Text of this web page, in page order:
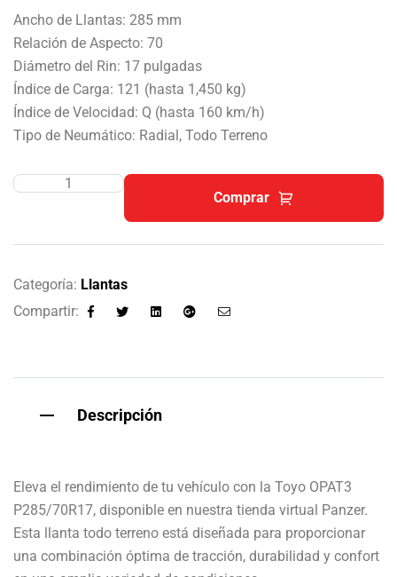
Ancho de Llantas: 285 mm
Relación de Aspecto: 70
Diámetro del Rin: 17 pulgadas
Índice de Carga: 121 (hasta 1,450 kg)
Índice de Velocidad: Q (hasta 160 km/h)
Tipo de Neumático: Radial, Todo Terreno
Comprar
Categoría: Llantas
Compartir:
Descripción
Eleva el rendimiento de tu vehículo con la Toyo OPAT3
P285/70R17, disponible en nuestra tienda virtual Panzer.
Esta llanta todo terreno está diseñada para proporcionar
una combinación óptima de tracción, durabilidad y confort